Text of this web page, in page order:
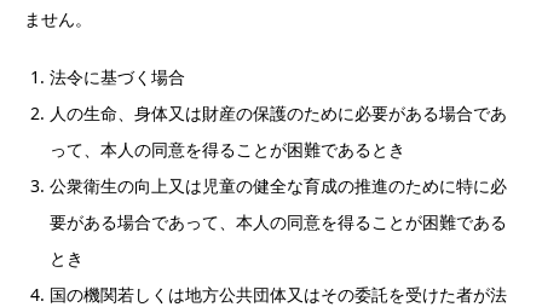
ません。
法令に基づく場合
人の生命、身体又は財産の保護のために必要がある場合であ
って、本人の同意を得ることが困難であるとき
公衆衛生の向上又は児童の健全な育成の推進のために特に必
要がある場合であって、本人の同意を得ることが困難である
とき
国の機関若しくは地方公共団体又はその委託を受けた者が法